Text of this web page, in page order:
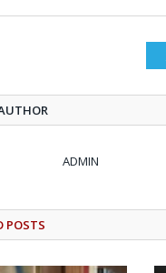
ADMIN
POSTS